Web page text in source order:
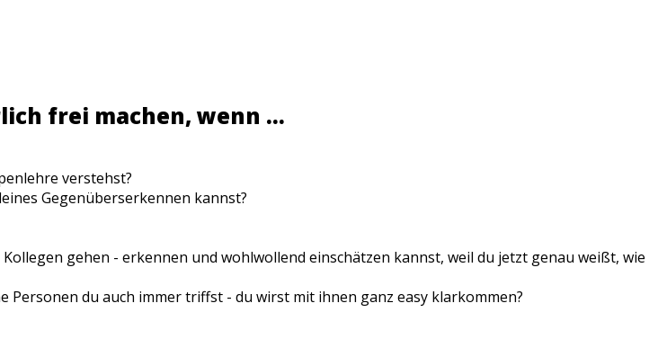
frei machen, wenn ...
verstehst?
Gegenüberserkennen kannst?
gehen - erkennen und wohlwollend einschätzen kannst, weil du jetzt genau weißt, wie
Personen du auch immer triffst - du wirst mit ihnen ganz easy klarkommen?